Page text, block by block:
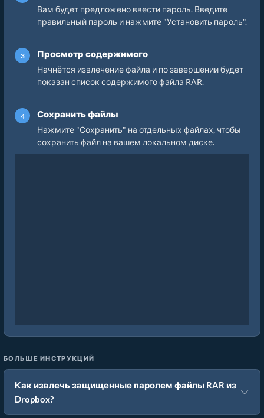
Вам будет предложено ввести пароль. Введите
правильный пароль и нажмите "Установить пароль".
Просмотр содержимого
Начнётся извлечение файла и по завершении будет
показан список содержимого файла RAR.
Сохранить файлы
Нажмите "Сохранить" на отдельных файлах, чтобы
сохранить файл на вашем локальном диске.
БОЛЬШЕ ИНСТРУКЦИЙ
Как извлечь защищенные паролем файлы RAR из
Dropbox?